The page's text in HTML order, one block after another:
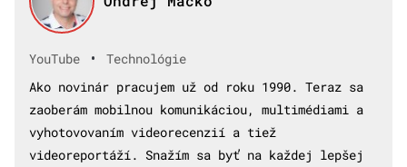
YouTube •
Technológie
Ako novinár pracujem už od roku 1990. Teraz sa
zaoberám mobilnou komunikáciou, multimédiami a
vyhotovovaním videorecenzií a tiež
videoreportáží. Snažím sa byť na každej lepšej